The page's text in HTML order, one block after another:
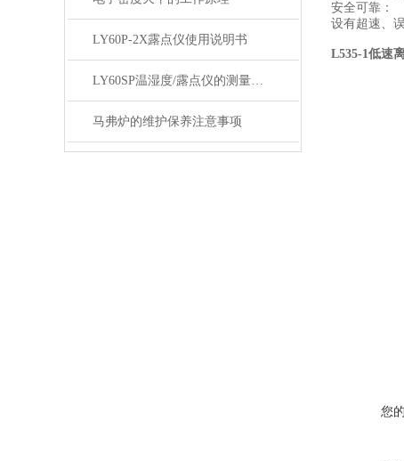
LY60P-2X露点仪使用说明书
LY60SP温湿度/露点仪的测量条件
马弗炉的维护保养注意事项
安全可靠：
设有超速、
L535-1低速
您